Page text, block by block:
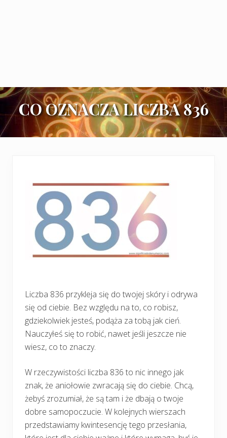
CO OZNACZA LICZBA 836
Liczba 836 przykleja się do twojej skóry i odrywa
się od ciebie. Bez względu na to, co robisz,
gdziekolwiek jesteś, podąża za tobą jak cień.
Nauczyłeś się to robić, nawet jeśli jeszcze nie
wiesz, co to znaczy.
W rzeczywistości liczba 836 to nic innego jak
znak, że aniołowie zwracają się do ciebie. Chcą,
żebyś zrozumiał, że są tam i że dbają o twoje
dobre samopoczucie. W kolejnych wierszach
przedstawiamy kwintesencję tego przesłania,